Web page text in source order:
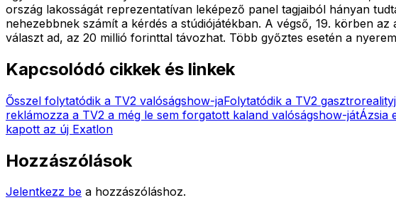
ország lakosságát reprezentatívan leképező panel tagjaiból hányan
nehezebbnek számít a kérdés a stúdiójátékban. A végső, 19. körben
választ ad, az 20 millió forinttal távozhat. Több győztes esetén a
Kapcsolódó cikkek és linkek
Ősszel folytatódik a TV2 valóságshow-jaFolytatódik a TV2
reklámozza a TV2 a még le sem forgatott kaland valóságshow-játÁzsia
kapott az új Exatlon
Hozzászólások
Jelentkezz be a hozzászóláshoz.